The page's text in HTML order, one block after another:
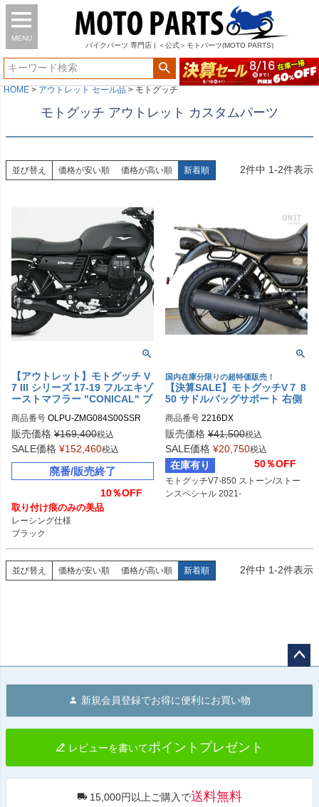
MENU
バイク パーツ 専門店 | ＜公式＞モトパーツ(MOTO PARTS)
HOME アウトレット セール品 モトグッチ
モトグッチ アウトレット カスタムパーツ
並び替え 価格が安い順 価格が高い順 新着順 2件中 1-2件表示
【アウトレット】モトグッチ V
7 III シリーズ 17-19 フルエキゾ
ーストマフラー "CONICAL" ブ
商品番号 OLPU-ZMG084S00SSR
販売価格 ¥169,400税込
SALE価格 ¥152,460税込
廃番/販売終了
10％OFF
取り付け痕のみの美品
レーシング仕様
ブラック
国内在庫分限りの超特価販売！
【決算SALE】モトグッチV７ 8
50 サドルバッグサポート 右側
商品番号 2216DX
販売価格 ¥41,500税込
SALE価格 ¥20,750税込
在庫有り 50％OFF
モトグッチV7-850 ストーン/ストー
ンスペシャル 2021-
並び替え 価格が安い順 価格が高い順 新着順 2件中 1-2件表示
へ
新規会員登録でお得に便利にお買い物
レビューを書いてポイントプレゼント
15,000円以上ご購入で送料無料